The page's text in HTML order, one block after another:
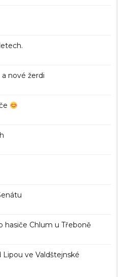
nové žerdi
hasiče Chlum u Třeboně
ve Valdštejnské